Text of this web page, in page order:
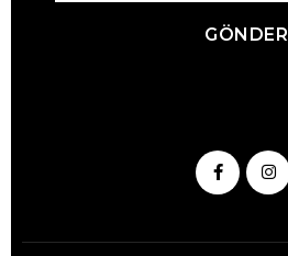
GÖNDER